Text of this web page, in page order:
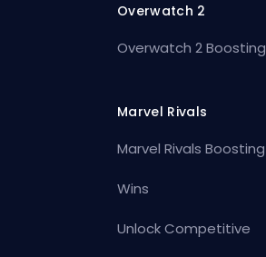
Overwatch 2
Overwatch 2 Boosting
Marvel Rivals
Marvel Rivals Boosting
Wins
Unlock Competitive